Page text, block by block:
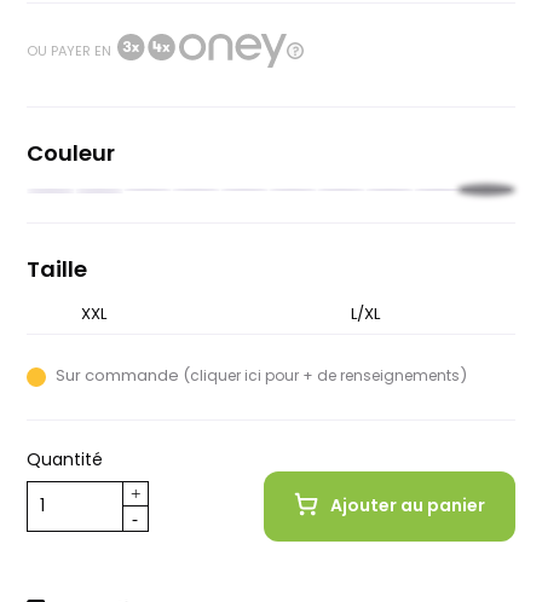
OU PAYER EN
Couleur
Noir Rouge OrangeBleu
Taille
XXL L/XL
Sur commande (cliquer ici pour + de renseignements)
Quantité
Ajouter au panier